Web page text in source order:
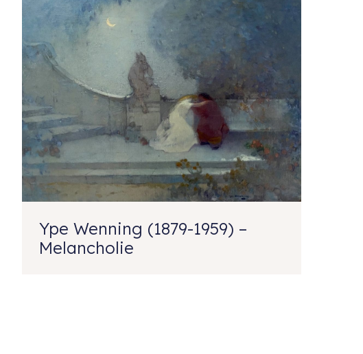
Ype Wenning (1879-1959) –
Melancholie